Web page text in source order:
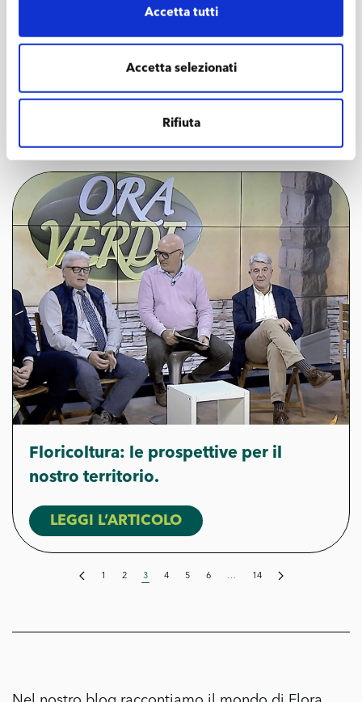
Accetta tutti
Accetta selezionati
Rifiuta
Un omaggio a Paolo Batoni: gli
studenti riqualificano un’area verde a
LEGGI L’ARTICOLO
Floricoltura: le prospettive per il
nostro territorio.
LEGGI L’ARTICOLO
1 2 3 4 5 6 … 14